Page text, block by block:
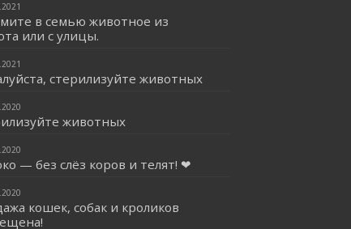
в семью животное из
или с улицы.
стерилизуйте животных
животных
— без слёз коров и телят! ❤
кошек, собак и кроликов